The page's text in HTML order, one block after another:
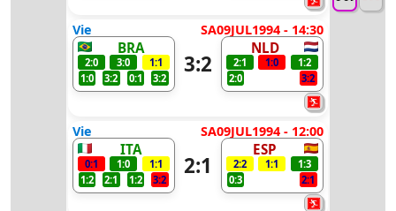
Vie SA09JUL1994 - 14:30
BRA
2:0 3:0
1:1
1:0
3:2 0:1 3:2
3:2
NLD
2:1 1:0
1:2
2:0
3:2
Vie SA09JUL1994 - 12:00
ITA
0:1 1:0
1:1
1:2
2:1 1:2 3:2
2:1
ESP
2:2 1:1
1:3
0:3
2:1